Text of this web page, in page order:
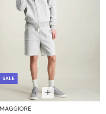
SALE
MAGGIORE